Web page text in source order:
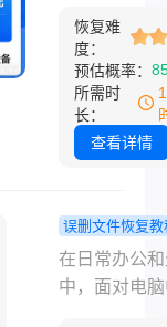
被新数据覆
有极大恢复
即使是完全
化，部分残
也可尝试恢
文将围绕 “硬
种有效方法
事项，全面
盘格式化数
与省钱攻略
硬盘发出“咔
响时，焦虑
会瞬间涌上
此时，除了
据能否找回
一般多少钱？
恢复难
度：
预估概率：
所需时
长：
查看详情
误删文件恢复教
除文件如何
在日常办公
中，面对电